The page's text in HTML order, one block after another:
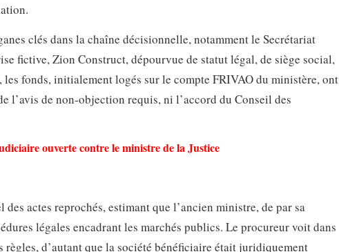
clés dans la chaîne décisionnelle, notamment le Secrétariat
fictive, Zion Construct, dépourvue de statut légal, de siège social,
fonds, initialement logés sur le compte FRIVAO du ministère, ont
l’avis de non-objection requis, ni l’accord du Conseil des
ouverte contre le ministre de la Justice
actes reprochés, estimant que l’ancien ministre, de par sa
légales encadrant les marchés publics. Le procureur voit dans
d’autant que la société bénéficiaire était juridiquement